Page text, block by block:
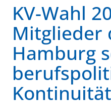
KV-Wahl
Mitglieder
Hamburg
Kontinuität